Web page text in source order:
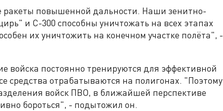
ракеты повышенной дальности. Наши зенитно-
и С-300 способны уничтожать на всех этапах
их уничтожить на конечном участке полёта", -
войска постоянно тренируются для эффективной
средства отрабатываются на полигонах. "Поэтому
войск ПВО, в ближайшей перспективе
бороться", - подытожил он.